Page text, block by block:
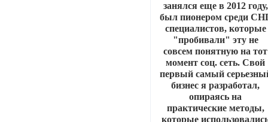
занялся еще в 2012 году,
был пионером среди
специалистов, которые
"пробивали" эту не
совсем понятную на тот
момент соц. сеть. Свой
первый самый
бизнес я разработал,
опираясь на
практические методы,
которые